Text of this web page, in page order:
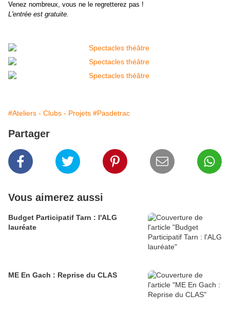
Venez nombreux, vous ne le regretterez pas !
L'entrée est gratuite.
#Ateliers - Clubs - Projets #Pasdetrac
Partager
Vous aimerez aussi
Budget Participatif Tarn : l'ALG
lauréate
ME En Gach : Reprise du CLAS